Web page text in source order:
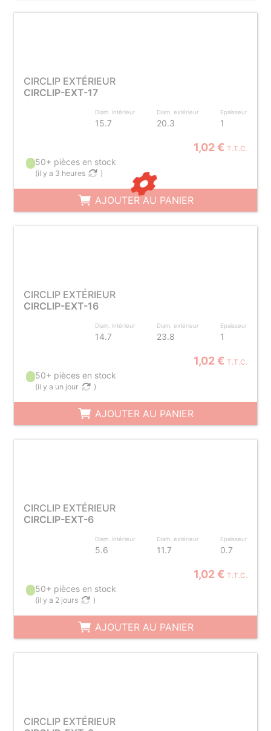
CIRCLIP EXTÉRIEUR
CIRCLIP-EXT-17
Diam. intérieur
15.7
Diam. extérieur
20.3
Epaisseur
1
1,02 € T.T.C.
50+ pièces en stock
(il y a 3 heures )
AJOUTER AU PANIER
CIRCLIP EXTÉRIEUR
CIRCLIP-EXT-16
Diam. intérieur
14.7
Diam. extérieur
23.8
Epaisseur
1
1,02 € T.T.C.
50+ pièces en stock
(il y a un jour )
AJOUTER AU PANIER
CIRCLIP EXTÉRIEUR
CIRCLIP-EXT-6
Diam. intérieur
5.6
Diam. extérieur
11.7
Epaisseur
0.7
1,02 € T.T.C.
50+ pièces en stock
(il y a 2 jours )
AJOUTER AU PANIER
CIRCLIP EXTÉRIEUR